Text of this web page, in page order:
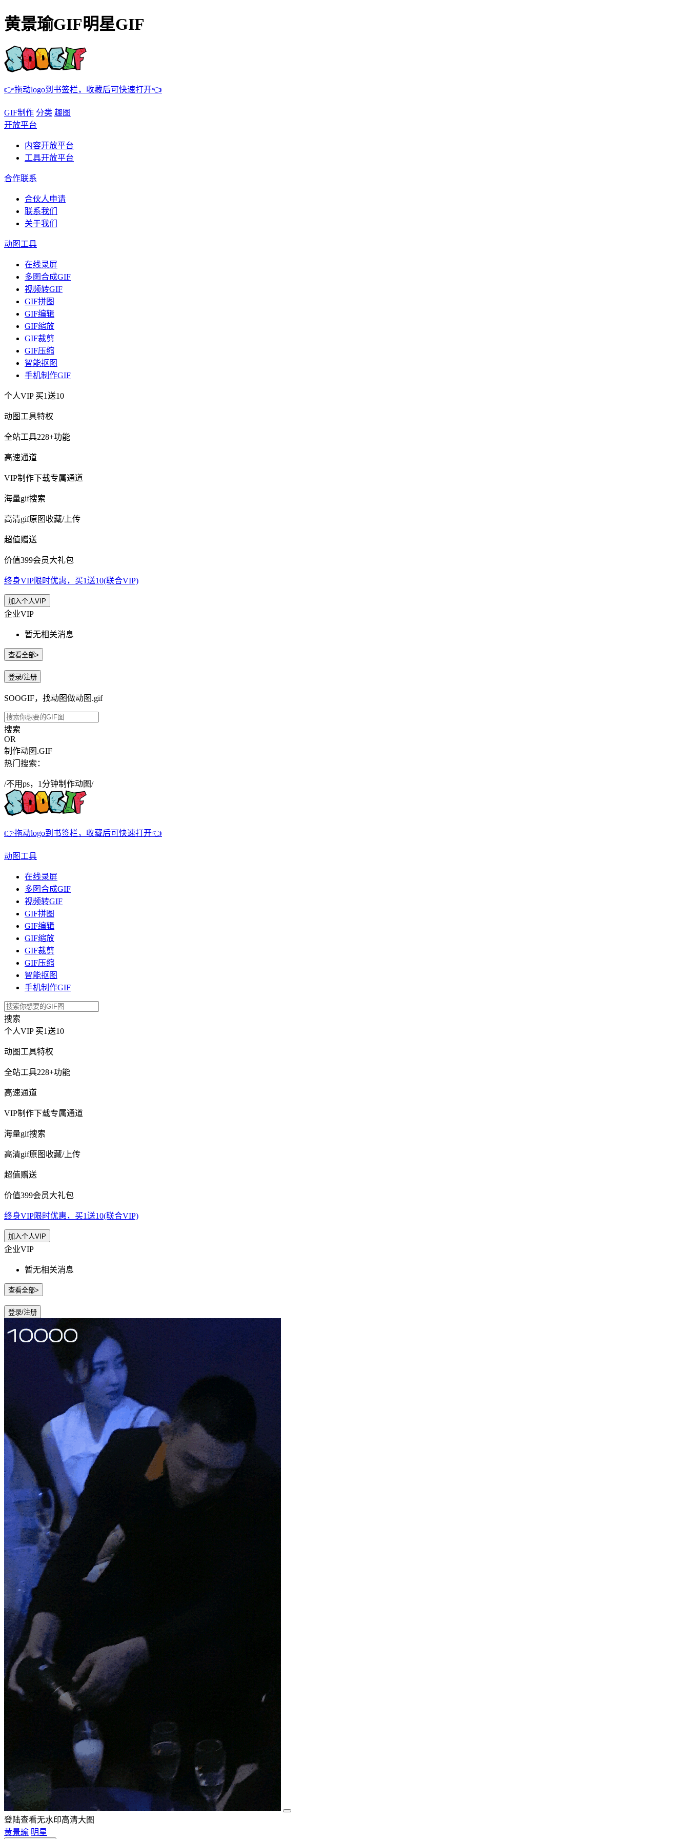
黄景瑜GIF明星GIF
👉拖动logo到书签栏，收藏后可快速打开👈
GIF制作 分类 趣图
开放平台
内容开放平台
工具开放平台
合作联系
合伙人申请
联系我们
关于我们
动图工具
在线录屏
多图合成GIF
视频转GIF
GIF拼图
GIF编辑
GIF缩放
GIF裁剪
GIF压缩
智能抠图
手机制作GIF
个人VIP 买1送10
动图工具特权
全站工具228+功能
高速通道
VIP制作下载专属通道
海量gif搜索
高清gif原图收藏/上传
超值赠送
价值399会员大礼包
终身VIP限时优惠，买1送10(联合VIP)
加入个人VIP
企业VIP
暂无相关消息
查看全部>
登录/注册
SOOGIF，找动图做动图.gif
搜索
OR
制作动图.GIF
热门搜索：
/不用ps，1分钟制作动图/
👉拖动logo到书签栏，收藏后可快速打开👈
动图工具
在线录屏
多图合成GIF
视频转GIF
GIF拼图
GIF编辑
GIF缩放
GIF裁剪
GIF压缩
智能抠图
手机制作GIF
搜索
个人VIP 买1送10
动图工具特权
全站工具228+功能
高速通道
VIP制作下载专属通道
海量gif搜索
高清gif原图收藏/上传
超值赠送
价值399会员大礼包
终身VIP限时优惠，买1送10(联合VIP)
加入个人VIP
企业VIP
暂无相关消息
查看全部>
登录/注册
登陆查看无水印高清大图
黄景瑜 明星